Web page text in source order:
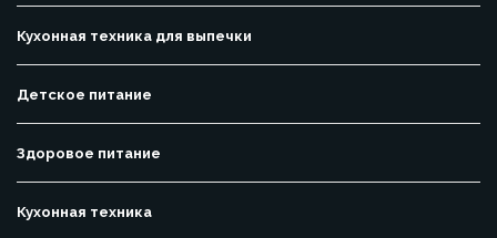
Кухонная техника для выпечки
Детское питание
Здоровое питание
Кухонная техника